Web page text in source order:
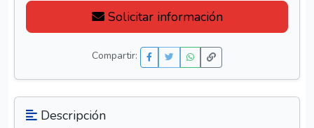
Solicitar información
Compartir:
Descripción